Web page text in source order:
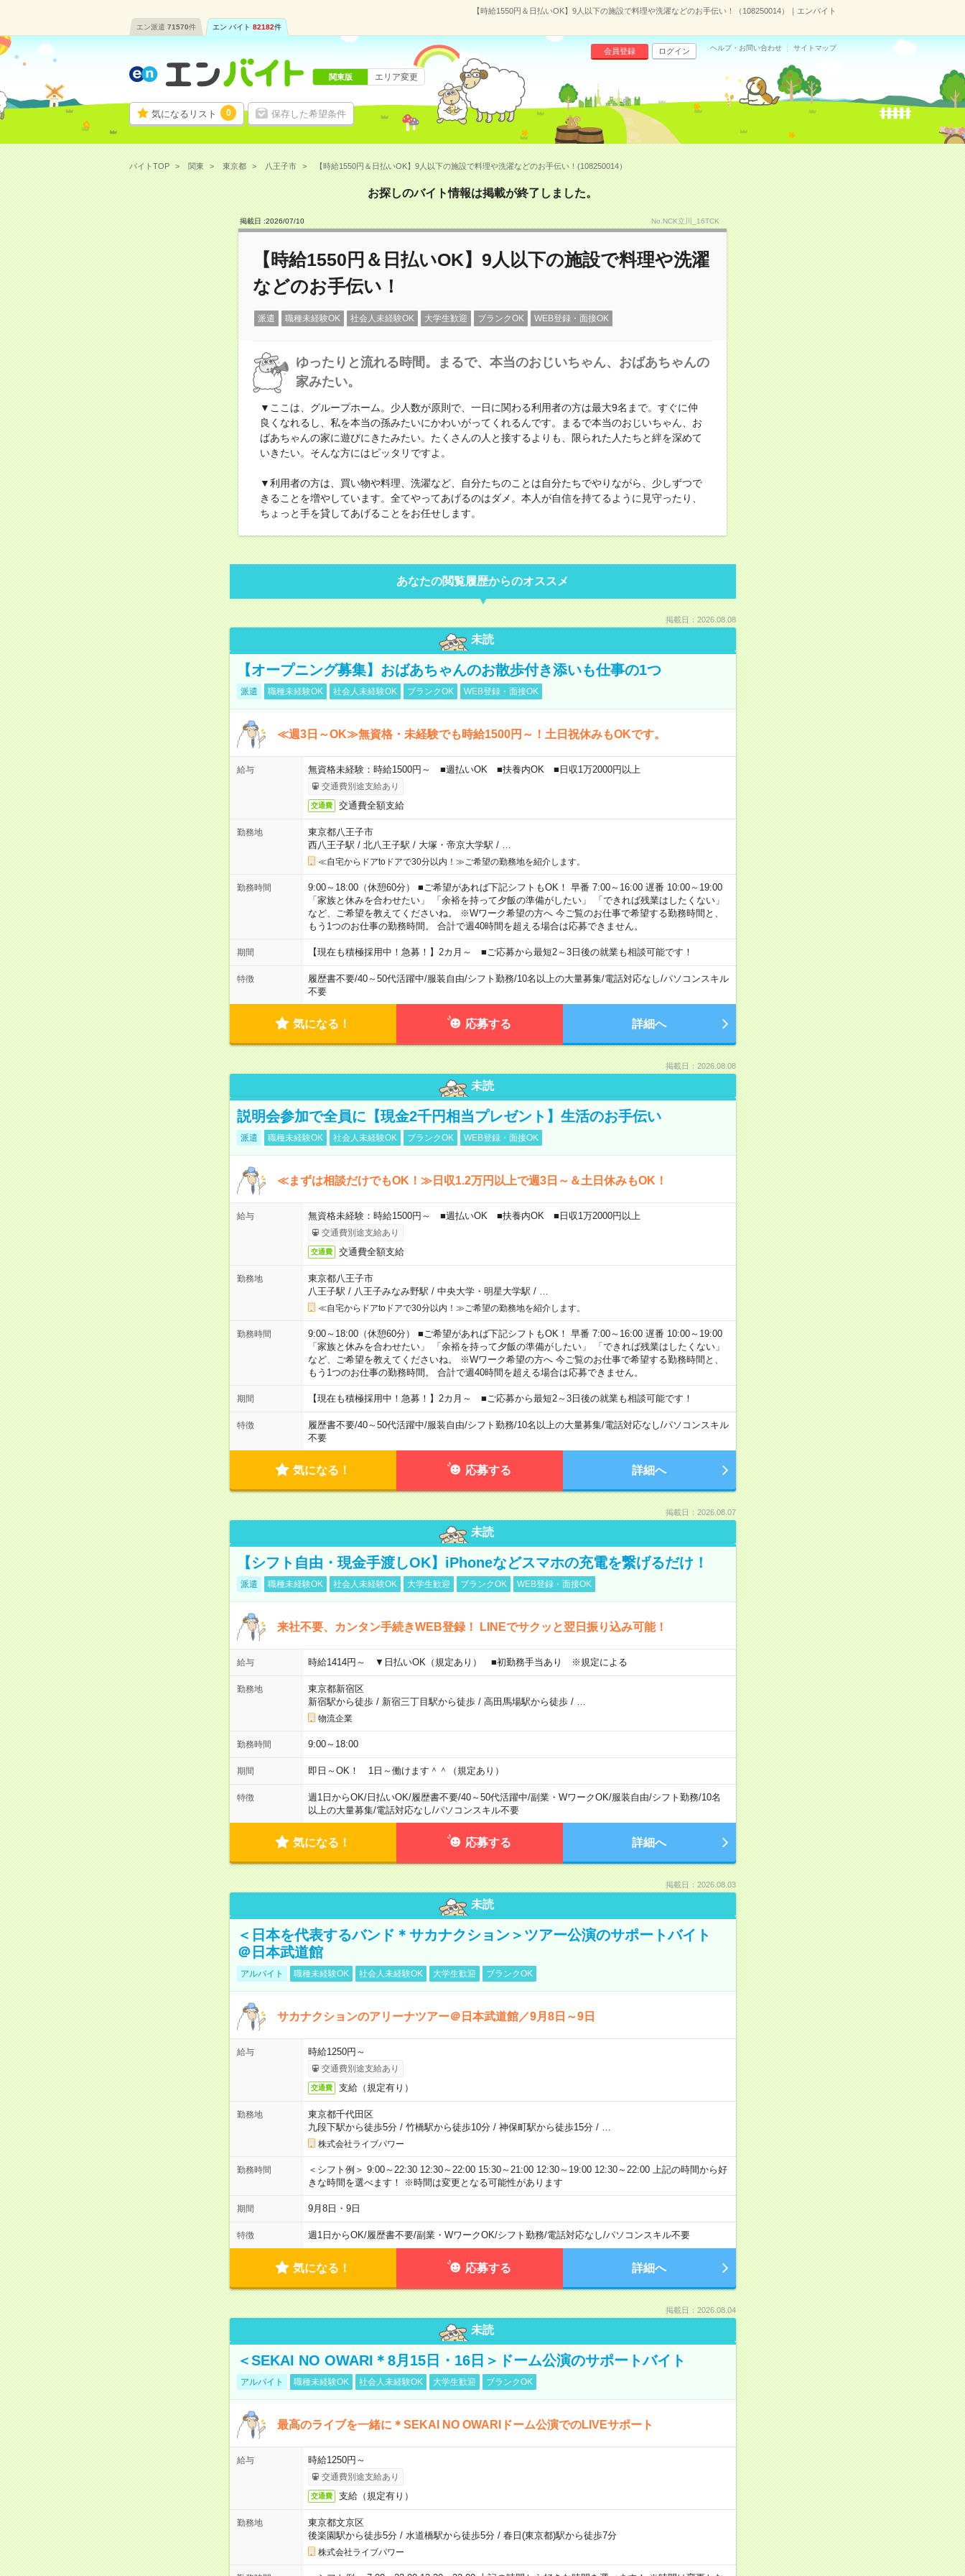
【時給1550円＆日払いOK】9人以下の施設で料理や洗濯などのお手伝い！（108250014）｜エンバイト
エン派遣 71570件 エン バイト 82182件
気になるリスト 0 保存した希望条件
会員登録 ログイン ヘルプ・お問い合わせ サイトマップ
関東版 エリア変更
バイトTOP 関東 東京都 八王子市 【時給1550円＆日払いOK】9人以下の施設で料理や洗濯などのお手伝い！(108250014）
お探しのバイト情報は掲載が終了しました。
掲載日 :2026/07/10 No.NCK立川_16TCK
【時給1550円＆日払いOK】9人以下の施設で料理や洗濯
などのお手伝い！
派遣 職種未経験OK 社会人未経験OK 大学生歓迎 ブランクOK WEB登録・面接OK
ゆったりと流れる時間。まるで、本当のおじいちゃん、おばあちゃんの
家みたい。
▼ここは、グループホーム。少人数が原則で、一日に関わる利用者の方は最大9名まで。すぐに仲
良くなれるし、私を本当の孫みたいにかわいがってくれるんです。まるで本当のおじいちゃん、お
ばあちゃんの家に遊びにきたみたい。たくさんの人と接するよりも、限られた人たちと絆を深めて
いきたい。そんな方にはピッタリですよ。
▼利用者の方は、買い物や料理、洗濯など、自分たちのことは自分たちでやりながら、少しずつで
きることを増やしています。全てやってあげるのはダメ。本人が自信を持てるように見守ったり、
ちょっと手を貸してあげることをお任せします。
あなたの閲覧履歴からのオススメ
掲載日：2026.08.08
未読
【オープニング募集】おばあちゃんのお散歩付き添いも仕事の1つ
派遣 職種未経験OK 社会人未経験OK ブランクOK WEB登録・面接OK
≪週3日～OK≫無資格・未経験でも時給1500円～！土日祝休みもOKです。
給与 無資格未経験：時給1500円～ ■週払いOK ■扶養内OK ■日収1万2000円以上
交通費別途支給あり
交通費 交通費全額支給
勤務地
東京都八王子市
西八王子駅 / 北八王子駅 / 大塚・帝京大学駅 /
≪自宅からドアtoドアで30分以内！≫ご希望の勤務地を紹介します。
勤務時間
9:00～18:00（休憩60分） ■ご希望があれば下記シフトもOK！ 早番 7:00～16:00 遅番 10:00～19:00
「家族と休みを合わせたい」 「余裕を持って夕飯の準備がしたい」 「できれば残業はしたくない」
など、ご希望を教えてくださいね。 ※Wワーク希望の方へ 今ご覧のお仕事で希望する勤務時間と、
もう1つのお仕事の勤務時間。 合計で週40時間を超える場合は応募できません。
期間 【現在も積極採用中！急募！】2カ月～ ■ご応募から最短2～3日後の就業も相談可能です！
特徴 履歴書不要/40～50代活躍中/服装自由/シフト勤務/10名以上の大量募集/電話対応なし/パソコンスキル
不要
気になる！ 応募する 詳細へ
掲載日：2026.08.08
未読
説明会参加で全員に【現金2千円相当プレゼント】生活のお手伝い
派遣 職種未経験OK 社会人未経験OK ブランクOK WEB登録・面接OK
≪まずは相談だけでもOK！≫日収1.2万円以上で週3日～＆土日休みもOK！
給与 無資格未経験：時給1500円～ ■週払いOK ■扶養内OK ■日収1万2000円以上
交通費別途支給あり
交通費 交通費全額支給
勤務地
東京都八王子市
八王子駅 / 八王子みなみ野駅 / 中央大学・明星大学駅 /
≪自宅からドアtoドアで30分以内！≫ご希望の勤務地を紹介します。
勤務時間
9:00～18:00（休憩60分） ■ご希望があれば下記シフトもOK！ 早番 7:00～16:00 遅番 10:00～19:00
「家族と休みを合わせたい」 「余裕を持って夕飯の準備がしたい」 「できれば残業はしたくない」
など、ご希望を教えてくださいね。 ※Wワーク希望の方へ 今ご覧のお仕事で希望する勤務時間と、
もう1つのお仕事の勤務時間。 合計で週40時間を超える場合は応募できません。
期間 【現在も積極採用中！急募！】2カ月～ ■ご応募から最短2～3日後の就業も相談可能です！
特徴 履歴書不要/40～50代活躍中/服装自由/シフト勤務/10名以上の大量募集/電話対応なし/パソコンスキル
不要
気になる！ 応募する 詳細へ
掲載日：2026.08.07
未読
【シフト自由・現金手渡しOK】iPhoneなどスマホの充電を繋げるだけ！
派遣 職種未経験OK 社会人未経験OK 大学生歓迎 ブランクOK WEB登録・面接OK
来社不要、カンタン手続きWEB登録！ LINEでサクッと翌日振り込み可能！
給与 時給1414円～ ▼日払いOK（規定あり） ■初勤務手当あり ※規定による
勤務地
東京都新宿区
新宿駅から徒歩/ 新宿三丁目駅から徒歩/ 高田馬場駅から徒歩/
物流企業
勤務時間 9:00～18:00
期間 即日～OK！ 1日～働けます＾＾（規定あり）
特徴 週1日からOK/日払いOK/履歴書不要/40～50代活躍中/副業・WワークOK/服装自由/シフト勤務/10名
以上の大量募集/電話対応なし/パソコンスキル不要
気になる！ 応募する 詳細へ
掲載日：2026.08.03
未読
＜日本を代表するバンド＊サカナクション＞ツアー公演のサポートバイト
＠日本武道館
アルバイト 職種未経験OK 社会人未経験OK 大学生歓迎 ブランクOK
サカナクションのアリーナツアー＠日本武道館／9月8日～9日
給与 時給1250円～
交通費別途支給あり
交通費 支給（規定有り）
勤務地
東京都千代田区
九段下駅から徒歩5分/ 竹橋駅から徒歩10分/ 神保町駅から徒歩15分/
株式会社ライブパワー
勤務時間
＜シフト例＞ 9:00～22:30 12:30～22:00 15:30～21:00 12:30～19:00 12:30～22:00 上記の時間から好
きな時間を選べます！ ※時間は変更となる可能性があります
期間 9月8日・9日
特徴 週1日からOK/履歴書不要/副業・WワークOK/シフト勤務/電話対応なし/パソコンスキル不要
気になる！ 応募する 詳細へ
掲載日：2026.08.04
未読
＜SEKAI NO OWARI＊8月15日・16日＞ドーム公演のサポートバイト
アルバイト 職種未経験OK 社会人未経験OK 大学生歓迎 ブランクOK
最高のライブを一緒に＊SEKAI NO OWARIドーム公演でのLIVEサポート
給与 時給1250円～
交通費別途支給あり
交通費 支給（規定有り）
勤務地
東京都文京区
後楽園駅から徒歩5分/ 水道橋駅から徒歩5分/ 春日(東京都)駅から徒歩7分
株式会社ライブパワー